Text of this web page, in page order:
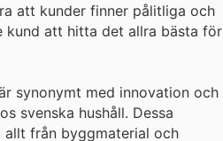
att kunder finner pålitliga och
kund att hitta det allra bästa för
synonymt med innovation och
svenska hushåll. Dessa
från byggmaterial och